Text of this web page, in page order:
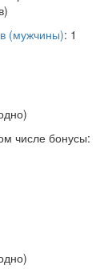
(мужчины): 1
числе бонусы: